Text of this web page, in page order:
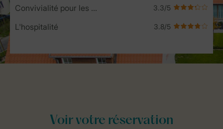
Convivialité pour les enfants
L'hospitalité